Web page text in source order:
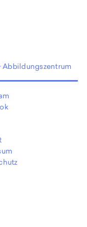
Abbildungszentrum